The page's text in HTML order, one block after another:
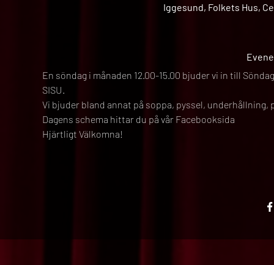
Iggesund, Folkets Hus,
En söndag i månaden 12.00-15.00 bjuder vi in till
SISU.
Vi bjuder bland annat på soppa, pyssel,
Dagens schema hittar du på vår Facebooksida
Hjärtligt Välkomna!